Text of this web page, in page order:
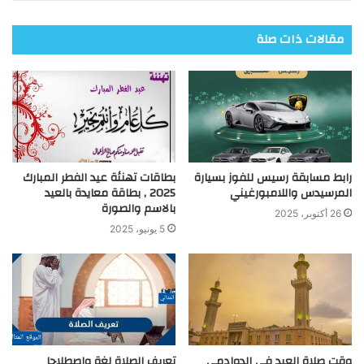
مقالات ذات صلة
رابط مسابقة رسيس للفوز بسيارة
المرسيدس واللامبورغيني
26 أكتوبر، 2025
بطاقات تهنئة عيد الفطر المبارك
2025 , بطاقة معايدة بالعيد
بالاسم والصورة
5 يونيو، 2025